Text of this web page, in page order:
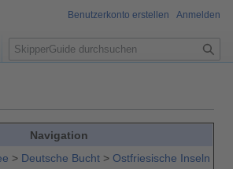
Navigation
> Deutsche Bucht > Ostfriesische Inseln
Benutzerkonto erstellen Anmelden
S
u
e